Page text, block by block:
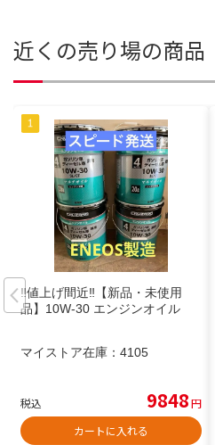
近くの売り場の商品
‼️値上げ間近‼️【新品・未使用
品】10W-30 エンジンオイル
マイストア在庫： 4105
税込 9848円
カートに入れる